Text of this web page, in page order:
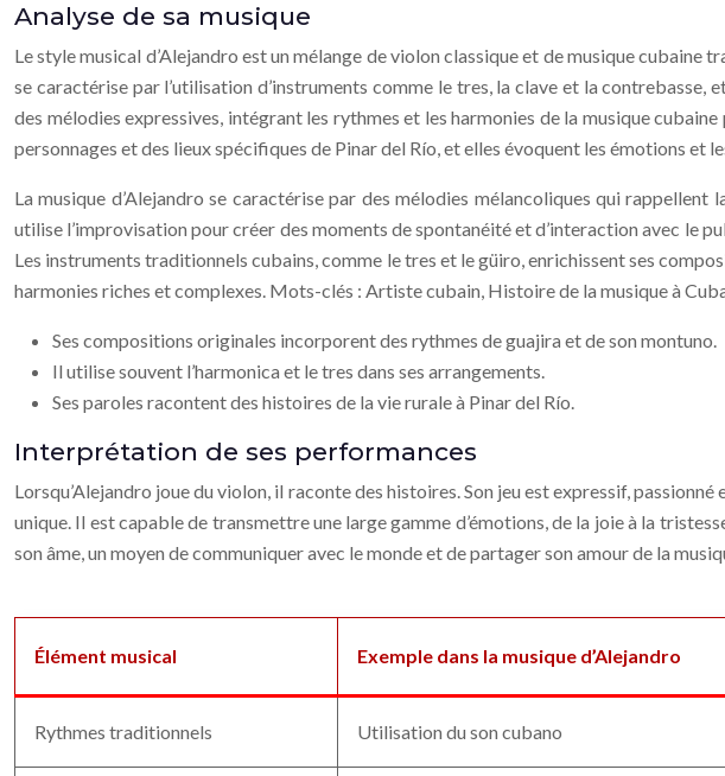
Analyse de sa musique
Le style musical d’Alejandro est un mélange de violon classique et de musique cubaine
se caractérise par l’utilisation d’instruments comme le tres, la clave et la
des mélodies expressives, intégrant les rythmes et les harmonies de la musique
personnages et des lieux spécifiques de Pinar del Río, et elles évoquent les émotions et
La musique d’Alejandro se caractérise par des mélodies mélancoliques qui
utilise l’improvisation pour créer des moments de spontanéité et d’interaction avec le
Les instruments traditionnels cubains, comme le tres et le güiro, enrichissent ses
harmonies riches et complexes. Mots-clés : Artiste cubain, Histoire de la musique à
Ses compositions originales incorporent des rythmes de guajira et de son montuno.
Il utilise souvent l’harmonica et le tres dans ses arrangements.
Ses paroles racontent des histoires de la vie rurale à Pinar del Río.
Interprétation de ses performances
Lorsqu’Alejandro joue du violon, il raconte des histoires. Son jeu est expressif,
unique. Il est capable de transmettre une large gamme d’émotions, de la joie à la
son âme, un moyen de communiquer avec le monde et de partager son amour de la
Élément musical Exemple dans la musique d’Alejandro
Rythmes traditionnels Utilisation du son cubano